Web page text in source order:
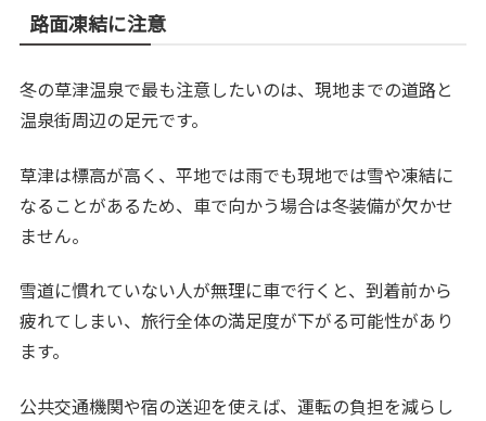
路面凍結に注意
冬の草津温泉で最も注意したいのは、現地までの道路と
温泉街周辺の足元です。
草津は標高が高く、平地では雨でも現地では雪や凍結に
なることがあるため、車で向かう場合は冬装備が欠かせ
ません。
雪道に慣れていない人が無理に車で行くと、到着前から
疲れてしまい、旅行全体の満足度が下がる可能性があり
ます。
公共交通機関や宿の送迎を使えば、運転の負担を減らし